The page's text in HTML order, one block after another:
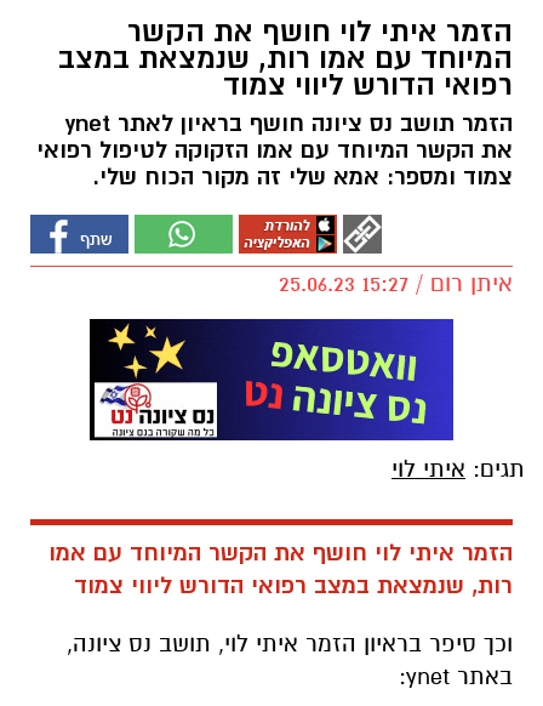
הזמר איתי לוי חושף את הקשר
המיוחד עם אמו רות, שנמצאת במצב
רפואי הדורש ליווי צמוד
הזמר תושב נס ציונה חושף בראיון לאתר ynet
את הקשר המיוחד עם אמו הזקוקה לטיפול רפואי
צמוד ומספר: אמא שלי זה מקור הכוח שלי.
איתן רום / 15:27 25.06.23
תגים: איתי לוי
הזמר איתי לוי חושף את הקשר המיוחד עם אמו
רות, שנמצאת במצב רפואי הדורש ליווי צמוד
וכך סיפר בראיון הזמר איתי לוי, תושב נס ציונה,
באתר ynet: